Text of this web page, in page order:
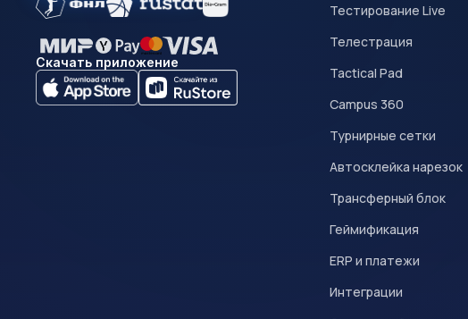
Скачать приложение
Тестирование Live
Телестрация
Tactical Pad
Campus 360
Турнирные сетки
Автосклейка нарезок
Трансферный блок
Геймификация
ERP и платежи
Интеграции